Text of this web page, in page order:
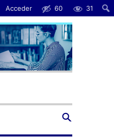
Acceder 60 31